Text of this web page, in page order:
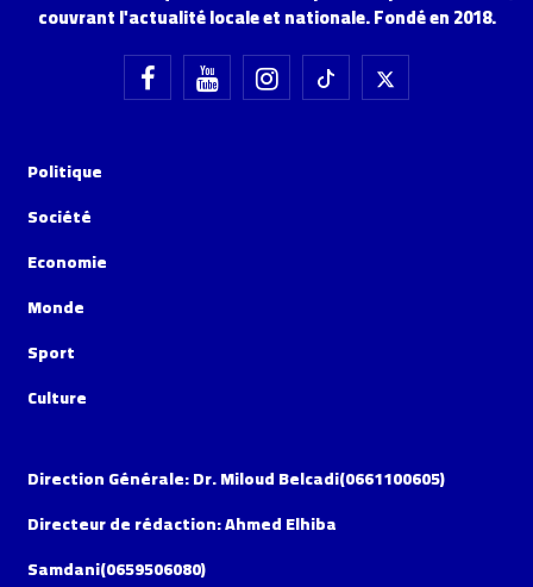
couvrant l'actualité locale et nationale. Fondé en 2018.
Politique
Société
Economie
Monde
Sport
Culture
Direction Générale: Dr. Miloud Belcadi(0661100605)
Directeur de rédaction: Ahmed Elhiba
Samdani(0659506080)